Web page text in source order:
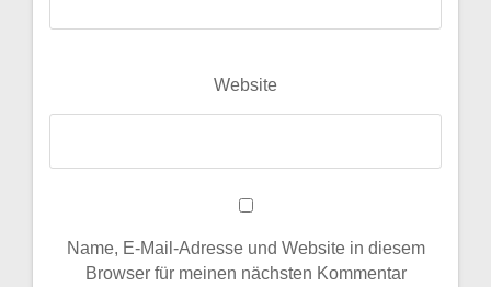
Website
Name, E-Mail-Adresse und Website in diesem
Browser für meinen nächsten Kommentar